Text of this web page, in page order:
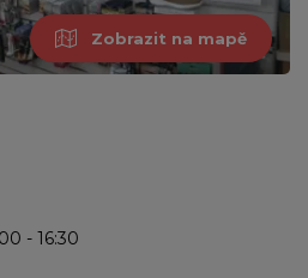
Zobrazit na mapě
- 16:30